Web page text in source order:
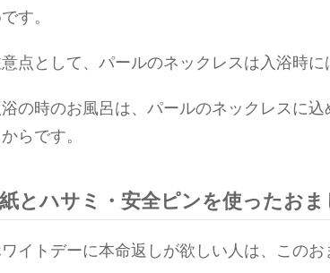
す。
点として、パールのネックレスは入浴時に
浴の時のお風呂は、パールのネックレスに
からです。
紙とハサミ・安全ピンを使ったおま
イトデーに本命返しが欲しい人は、このお